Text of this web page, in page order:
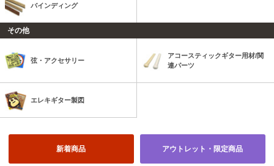
バインディング
その他
弦・アクセサリー
アコースティックギター用材/関
連パーツ
エレキギター製図
新着商品 アウトレット・限定商品